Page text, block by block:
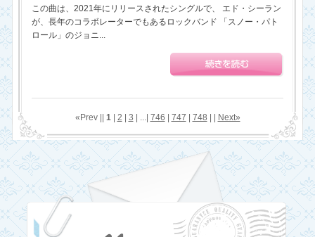
この曲は、2021年にリリースされたシングルで、 エド・シーラン
が、長年のコラボレーターでもあるロックバンド 「スノー・パト
ロール」のジョニ...
«Prev || 1| 2 3 | ...| 746 747 748 Next»